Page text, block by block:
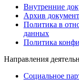
Внутренние
Архив
Политика в
данных
Политика
Направления
Социальное